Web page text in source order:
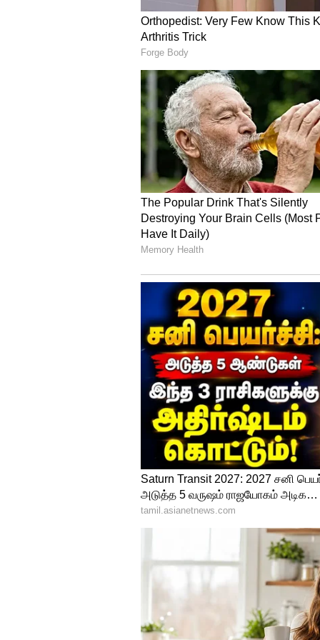
Image Credit :Google
கியா சிரோஸ் (Kia
கியா நிறுவனத்தின்
பெற்றது. கேபின் பெரியதாக
இருந்தால் அந்த பயணமே தனி
இதன் விலை ரூ.10.74 லட்சம்
இருந்தே சன்ரூஃப் வசதி
கண்ட்ரோல் போன்ற நவீன
மஹிந்திரா XUV 3XO (Mahindra
மஹிந்திரா XUV 3XOசப்-
ஏற்படுத்திய மாடல் ஆகும்.
மூலம் மஹிந்திரா இதில்
இந்த மாடலின் விலை சுமார்
தனது பிரிவிலேயே
லெவல் 2 ADAS வசதியும் உண்டு